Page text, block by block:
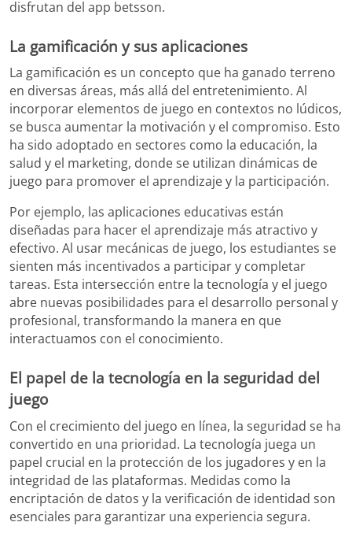
disfrutan del app betsson.
La gamificación y sus aplicaciones
La gamificación es un concepto que ha ganado terreno
en diversas áreas, más allá del entretenimiento. Al
incorporar elementos de juego en contextos no lúdicos,
se busca aumentar la motivación y el compromiso. Esto
ha sido adoptado en sectores como la educación, la
salud y el marketing, donde se utilizan dinámicas de
juego para promover el aprendizaje y la participación.
Por ejemplo, las aplicaciones educativas están
diseñadas para hacer el aprendizaje más atractivo y
efectivo. Al usar mecánicas de juego, los estudiantes se
sienten más incentivados a participar y completar
tareas. Esta intersección entre la tecnología y el juego
abre nuevas posibilidades para el desarrollo personal y
profesional, transformando la manera en que
interactuamos con el conocimiento.
El papel de la tecnología en la seguridad del
juego
Con el crecimiento del juego en línea, la seguridad se ha
convertido en una prioridad. La tecnología juega un
papel crucial en la protección de los jugadores y en la
integridad de las plataformas. Medidas como la
encriptación de datos y la verificación de identidad son
esenciales para garantizar una experiencia segura.